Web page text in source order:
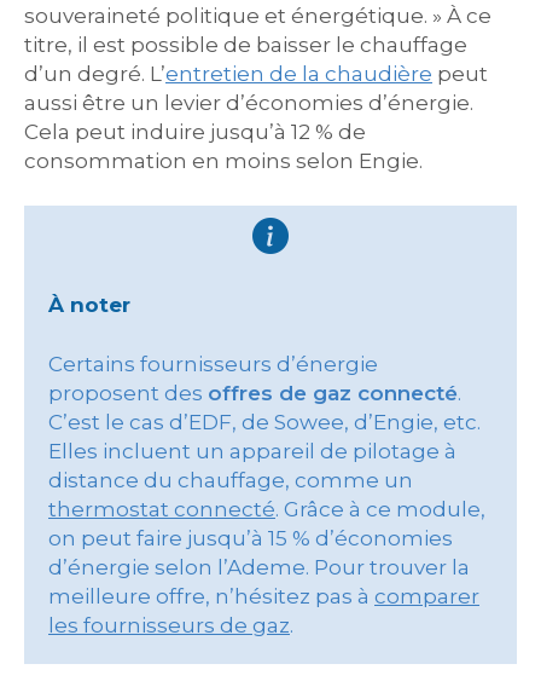
souveraineté politique et énergétique. » À ce
titre, il est possible de baisser le chauffage
d’un degré. L’entretien de la chaudière peut
aussi être un levier d’économies d’énergie.
Cela peut induire jusqu’à 12 % de
consommation en moins selon Engie.
À noter
Certains fournisseurs d’énergie
proposent des offres de gaz connecté.
C’est le cas d’EDF, de Sowee, d’Engie, etc.
Elles incluent un appareil de pilotage à
distance du chauffage, comme un
thermostat connecté. Grâce à ce module,
on peut faire jusqu’à 15 % d’économies
d’énergie selon l’Ademe. Pour trouver la
meilleure offre, n’hésitez pas à comparer
les fournisseurs de gaz.